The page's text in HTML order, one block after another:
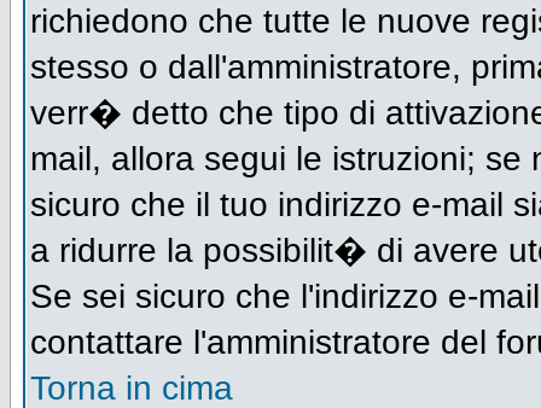
richiedono che tutte le nuove
stesso o dall'amministratore,
verr� detto che tipo di
mail, allora segui le istruzioni;
sicuro che il tuo indirizzo e-mail
a ridurre la possibilit� di avere
Se sei sicuro che l'indirizzo e-
contattare l'amministratore del
Torna in cima